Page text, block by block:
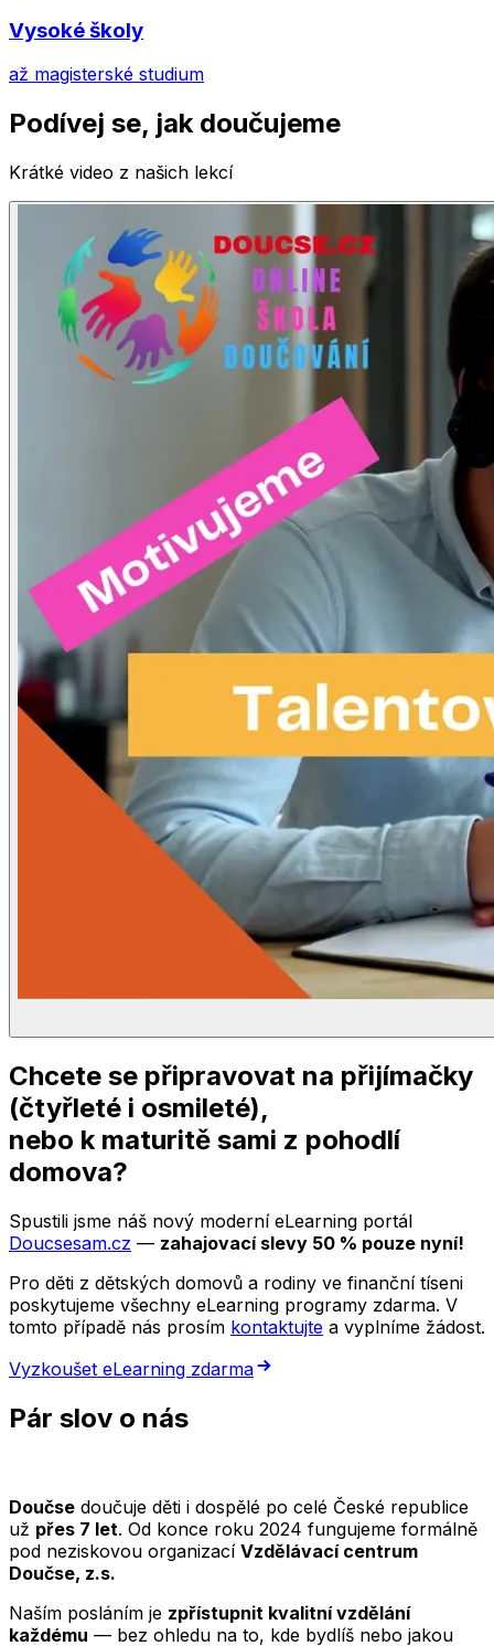
Vysoké školy
až magisterské studium
Podívej se, jak doučujeme
Krátké video z našich lekcí
Chcete se připravovat na přijímačky
(čtyřleté i osmileté),
nebo k maturitě sami z pohodlí
domova?
Spustili jsme náš nový moderní eLearning portál
Doucsesam.cz — zahajovací slevy 50 % pouze nyní!
Pro děti z dětských domovů a rodiny ve finanční tíseni
poskytujeme všechny eLearning programy zdarma. V
tomto případě nás prosím kontaktujte a vyplníme žádost.
Vyzkoušet eLearning zdarma
Pár slov o nás
Doučse doučuje děti i dospělé po celé České republice
už přes 7 let. Od konce roku 2024 fungujeme formálně
pod neziskovou organizací Vzdělávací centrum
Doučse, z.s.
Naším posláním je zpřístupnit kvalitní vzdělání
každému — bez ohledu na to, kde bydlíš nebo jakou